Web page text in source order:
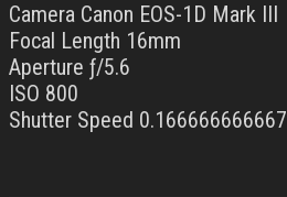
Camera Canon EOS-1D Mark III
Focal Length 16mm
Aperture ƒ/5.6
ISO 800
Shutter Speed 0.166666666667